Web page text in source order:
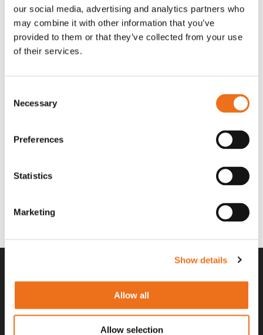
our social media, advertising and analytics partners who
may combine it with other information that you’ve
provided to them or that they’ve collected from your use
of their services.
Selection
Necessary
Preferences
Statistics
Marketing
Show details
Allow all
Allow selection
(ex. moms) kr (ex. moms)
Lägg till i varukorg
Rotor teeth 8t/6k 7.5Gr/8 R6/14 Rotor teeth 8t/6k 0Gr/8 R6/14